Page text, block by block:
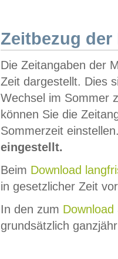
Zeitbezug der
Die Zeitangaben der
Zeit dargestellt. Dies
Wechsel im Sommer
können Sie die
Sommerzeit
eingestellt.
Beim Download
in gesetzlicher Zeit
In den zum Download
grundsätzlich